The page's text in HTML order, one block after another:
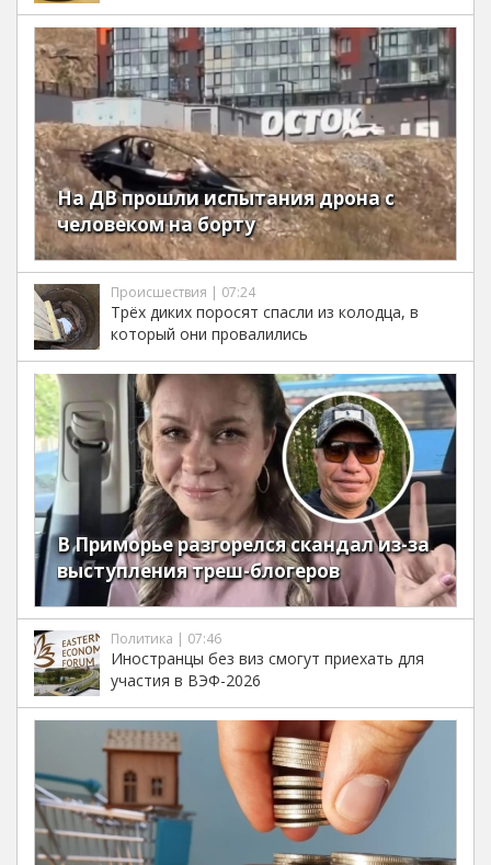
На ДВ прошли испытания дрона с
человеком на борту
Происшествия | 07:24
Трёх диких поросят спасли из колодца, в
который они провалились
В Приморье разгорелся скандал из-за
выступления треш-блогеров
Политика | 07:46
Иностранцы без виз смогут приехать для
участия в ВЭФ-2026